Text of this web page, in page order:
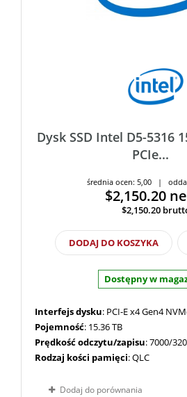
Dysk SSD Intel D5-5316
PCIe...
średnia ocen: 5,00 |
$2,150.20
$2,150.20
DODAJ DO KOSZYKA
Dostępny w
Interfejs dysku: PCI-E x4 Gen4
Pojemność: 15.36 TB
Prędkość odczytu/zapisu: 7000/
Rodzaj kości pamięci: QLC
Dodaj do porównania